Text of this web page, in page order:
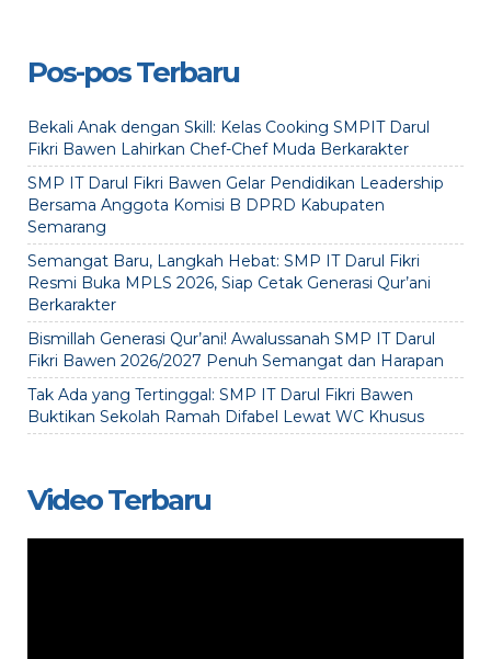
Pos-pos Terbaru
Bekali Anak dengan Skill: Kelas Cooking SMPIT Darul
Fikri Bawen Lahirkan Chef-Chef Muda Berkarakter
SMP IT Darul Fikri Bawen Gelar Pendidikan Leadership
Bersama Anggota Komisi B DPRD Kabupaten
Semarang
Semangat Baru, Langkah Hebat: SMP IT Darul Fikri
Resmi Buka MPLS 2026, Siap Cetak Generasi Qur’ani
Berkarakter
Bismillah Generasi Qur’ani! Awalussanah SMP IT Darul
Fikri Bawen 2026/2027 Penuh Semangat dan Harapan
Tak Ada yang Tertinggal: SMP IT Darul Fikri Bawen
Buktikan Sekolah Ramah Difabel Lewat WC Khusus
Video Terbaru